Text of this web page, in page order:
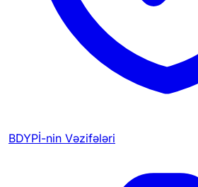
BDYPİ-nin Vəzifələri